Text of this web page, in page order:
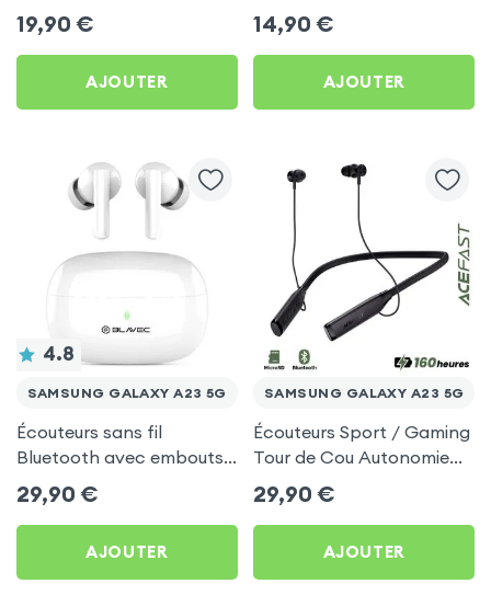
Kit mains Libres (Service
Pack) - Noir pour
Samsung Galaxy A23 5G
19,90 €
AJOUTER
Blanc pour Samsung
Galaxy A23 5G
14,90 €
AJOUTER
4.8
SAMSUNG GALAXY A23 5G
Écouteurs sans fil
Bluetooth avec embouts
intra-auriculaires - Blanc
pour Samsung Galaxy A23
5G
29,90 €
AJOUTER
SAMSUNG GALAXY A23 5G
Écouteurs Sport / Gaming
Tour de Cou Autonomie
160h Acefast pour
Samsung Galaxy A23 5G
29,90 €
AJOUTER